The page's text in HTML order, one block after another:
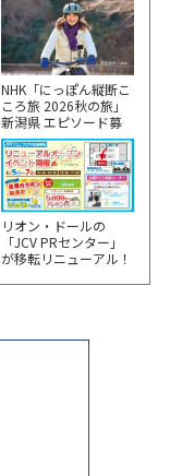
NHK「にっぽん縦断こ
ころ旅 2026秋の旅」
新潟県 エピソード募
集中！
リオン・ドールの
「JCV PRセンター」
が移転リニューアル！
ベント開催